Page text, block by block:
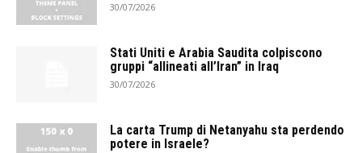
30/07/2026
Stati Uniti e Arabia Saudita colpiscono
gruppi “allineati all’Iran” in Iraq
30/07/2026
La carta Trump di Netanyahu sta perdendo
potere in Israele?